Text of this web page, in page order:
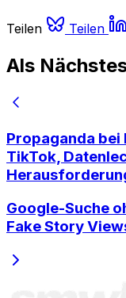
Teilen Teilen
Als
Propaganda bei
TikTok,
Google-Suche
Fake Story